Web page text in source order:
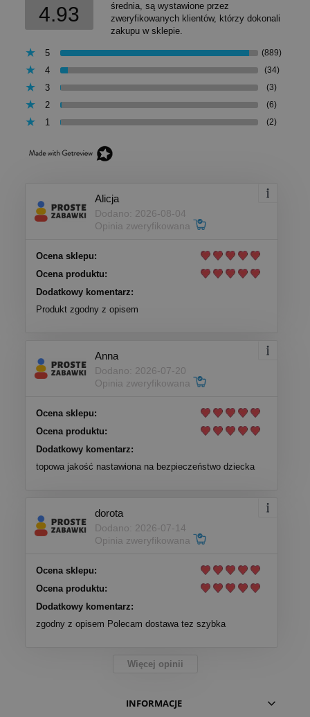
4.93
średnia, są wystawione przez
zweryfikowanych klientów, którzy dokonali
zakupu w sklepie.
5 (889)
4 (34)
3 (3)
2 (6)
1 (2)
Alicja
Dodano: 2026-08-04
Opinia zweryfikowana
Ocena sklepu:
Ocena produktu:
Dodatkowy komentarz:
Produkt zgodny z opisem
Anna
Dodano: 2026-07-20
Opinia zweryfikowana
Ocena sklepu:
Ocena produktu:
Dodatkowy komentarz:
topowa jakość nastawiona na bezpieczeństwo dziecka
dorota
Dodano: 2026-07-14
Opinia zweryfikowana
Ocena sklepu:
Ocena produktu:
Dodatkowy komentarz:
zgodny z opisem Polecam dostawa tez szybka
Więcej opinii
INFORMACJE